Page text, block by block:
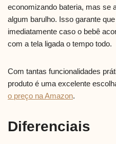
economizando bateria, mas se
algum barulho. Isso garante
imediatamente caso o bebê
com a tela ligada o tempo todo.
Com tantas funcionalidades
produto é uma excelente
o preço na Amazon.
Diferenciais